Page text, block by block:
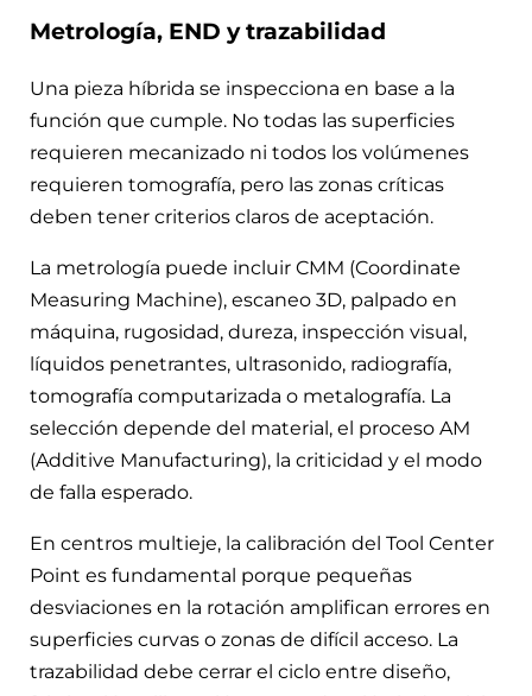
Metrología, END y trazabilidad
Una pieza híbrida se inspecciona en base a la
función que cumple. No todas las superficies
requieren mecanizado ni todos los volúmenes
requieren tomografía, pero las zonas críticas
deben tener criterios claros de aceptación.
La metrología puede incluir CMM (Coordinate
Measuring Machine), escaneo 3D, palpado en
máquina, rugosidad, dureza, inspección visual,
líquidos penetrantes, ultrasonido, radiografía,
tomografía computarizada o metalografía. La
selección depende del material, el proceso AM
(Additive Manufacturing), la criticidad y el modo
de falla esperado.
En centros multieje, la calibración del Tool Center
Point es fundamental porque pequeñas
desviaciones en la rotación amplifican errores en
superficies curvas o zonas de difícil acceso. La
trazabilidad debe cerrar el ciclo entre diseño,